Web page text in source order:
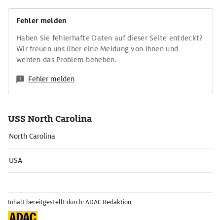
Fehler melden
Haben Sie fehlerhafte Daten auf dieser Seite entdeckt?
Wir freuen uns über eine Meldung von Ihnen und
werden das Problem beheben.
Fehler melden
USS North Carolina
North Carolina
USA
Inhalt bereitgestellt durch: ADAC Redaktion